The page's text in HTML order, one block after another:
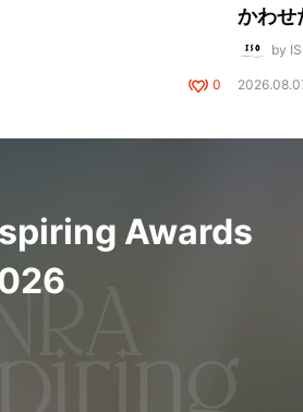
0
かわせ
by
Awards